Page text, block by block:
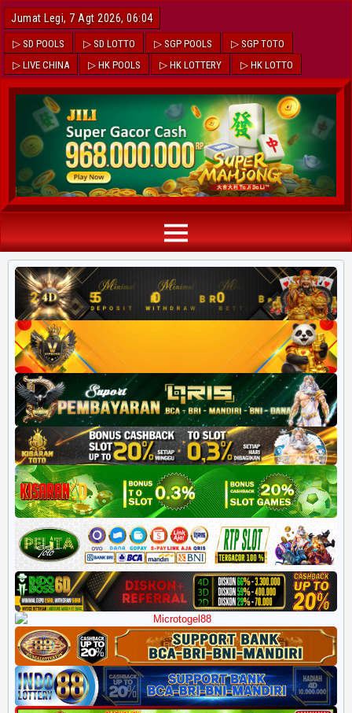
Jumat Legi, 7 Agt 2026, 06:04
▷ SD POOLS ▷ SD LOTTO ▷ SGP POOLS
▷ SGP TOTO
▷ LIVE CHINA
▷ HK POOLS ▷ HK LOTTERY ▷ HK LOTTO